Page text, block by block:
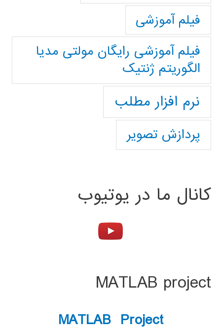
فیلم آموزشی
فیلم آموزشی رایگان مولتی مدیا
الگوریتم ژنتیک
نرم افزار مطلب
پردازش تصویر
کانال ما در یوتیوب
MATLAB project
MATLAB Project